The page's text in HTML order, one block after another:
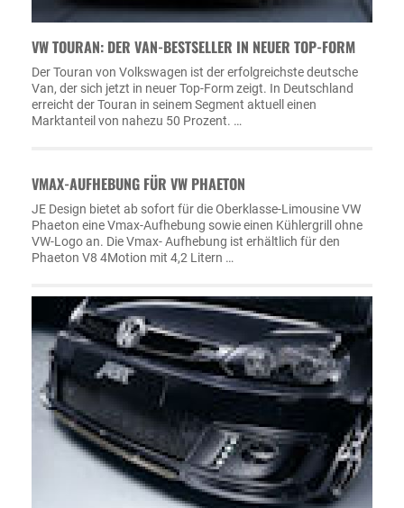
VW TOURAN: DER VAN-BESTSELLER IN NEUER TOP-FORM
Der Touran von Volkswagen ist der erfolgreichste deutsche
Van, der sich jetzt in neuer Top-Form zeigt. In Deutschland
erreicht der Touran in seinem Segment aktuell einen
Marktanteil von nahezu 50 Prozent. …
VMAX-AUFHEBUNG FÜR VW PHAETON
JE Design bietet ab sofort für die Oberklasse-Limousine VW
Phaeton eine Vmax-Aufhebung sowie einen Kühlergrill ohne
VW-Logo an. Die Vmax- Aufhebung ist erhältlich für den
Phaeton V8 4Motion mit 4,2 Litern …